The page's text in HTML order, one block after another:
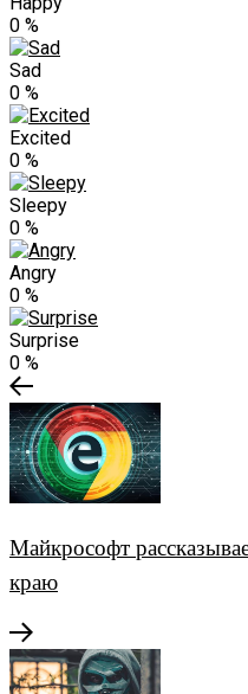
0 %
Sad
0 %
Excited
0 %
Sleepy
0 %
Angry
0 %
Surprise
0 %
Майкрософт
краю